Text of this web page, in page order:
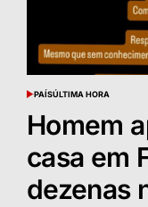
POSTED
PAÍSÚLTIMA HORA
Homem
casa em
dezenas